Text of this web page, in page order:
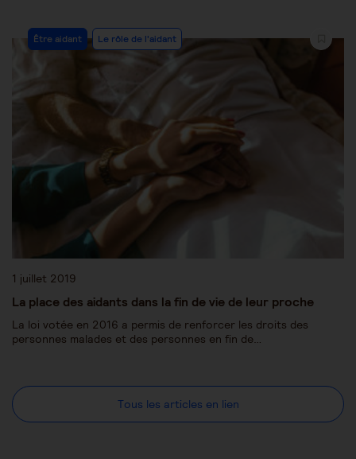
Être aidant Le rôle de l'aidant
1 juillet 2019
La place des aidants dans la fin de vie de leur proche
La loi votée en 2016 a permis de renforcer les droits des
personnes malades et des personnes en fin de…
Tous les articles en lien